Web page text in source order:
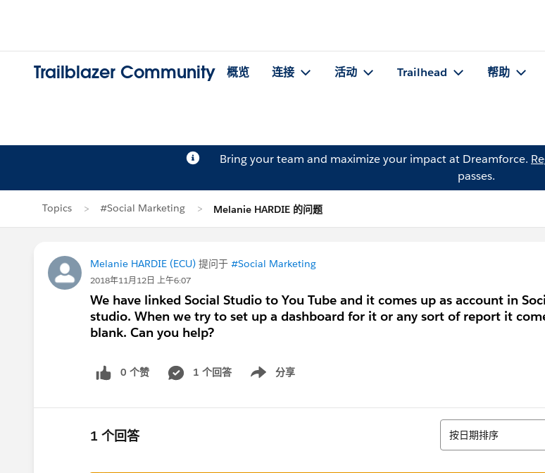
Trailblazer Community 概览 连接 活动 Trailhead 帮助
Bring your team and maximize your impact at Dreamforce.
passes.
Topics #Social Marketing Melanie HARDIE 的问题
Melanie HARDIE (ECU) 提问于 #Social Marketing
2018年11月12日 上午6:07
We have linked Social Studio to You Tube and it comes up as account in
studio. When we try to set up a dashboard for it or any sort of report it
blank. Can you help?
0 个赞 1 个回答 分享
Show menu
1 个回答 排序
按日期排序